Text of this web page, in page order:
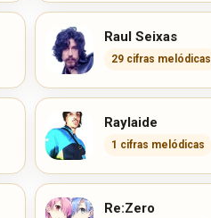
Raul Seixas
29 cifras melódicas
Raylaide
1 cifras melódicas
Re:Zero